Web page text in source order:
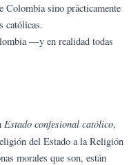
Colombia sino prácticamente
católicas.
—y en realidad todas
Estado confesional católico,
del Estado a la Religión
morales que son, están